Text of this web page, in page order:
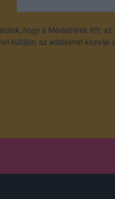
hogy a MédiaHírek Kft. az
küldjön, az adataimat kezelje